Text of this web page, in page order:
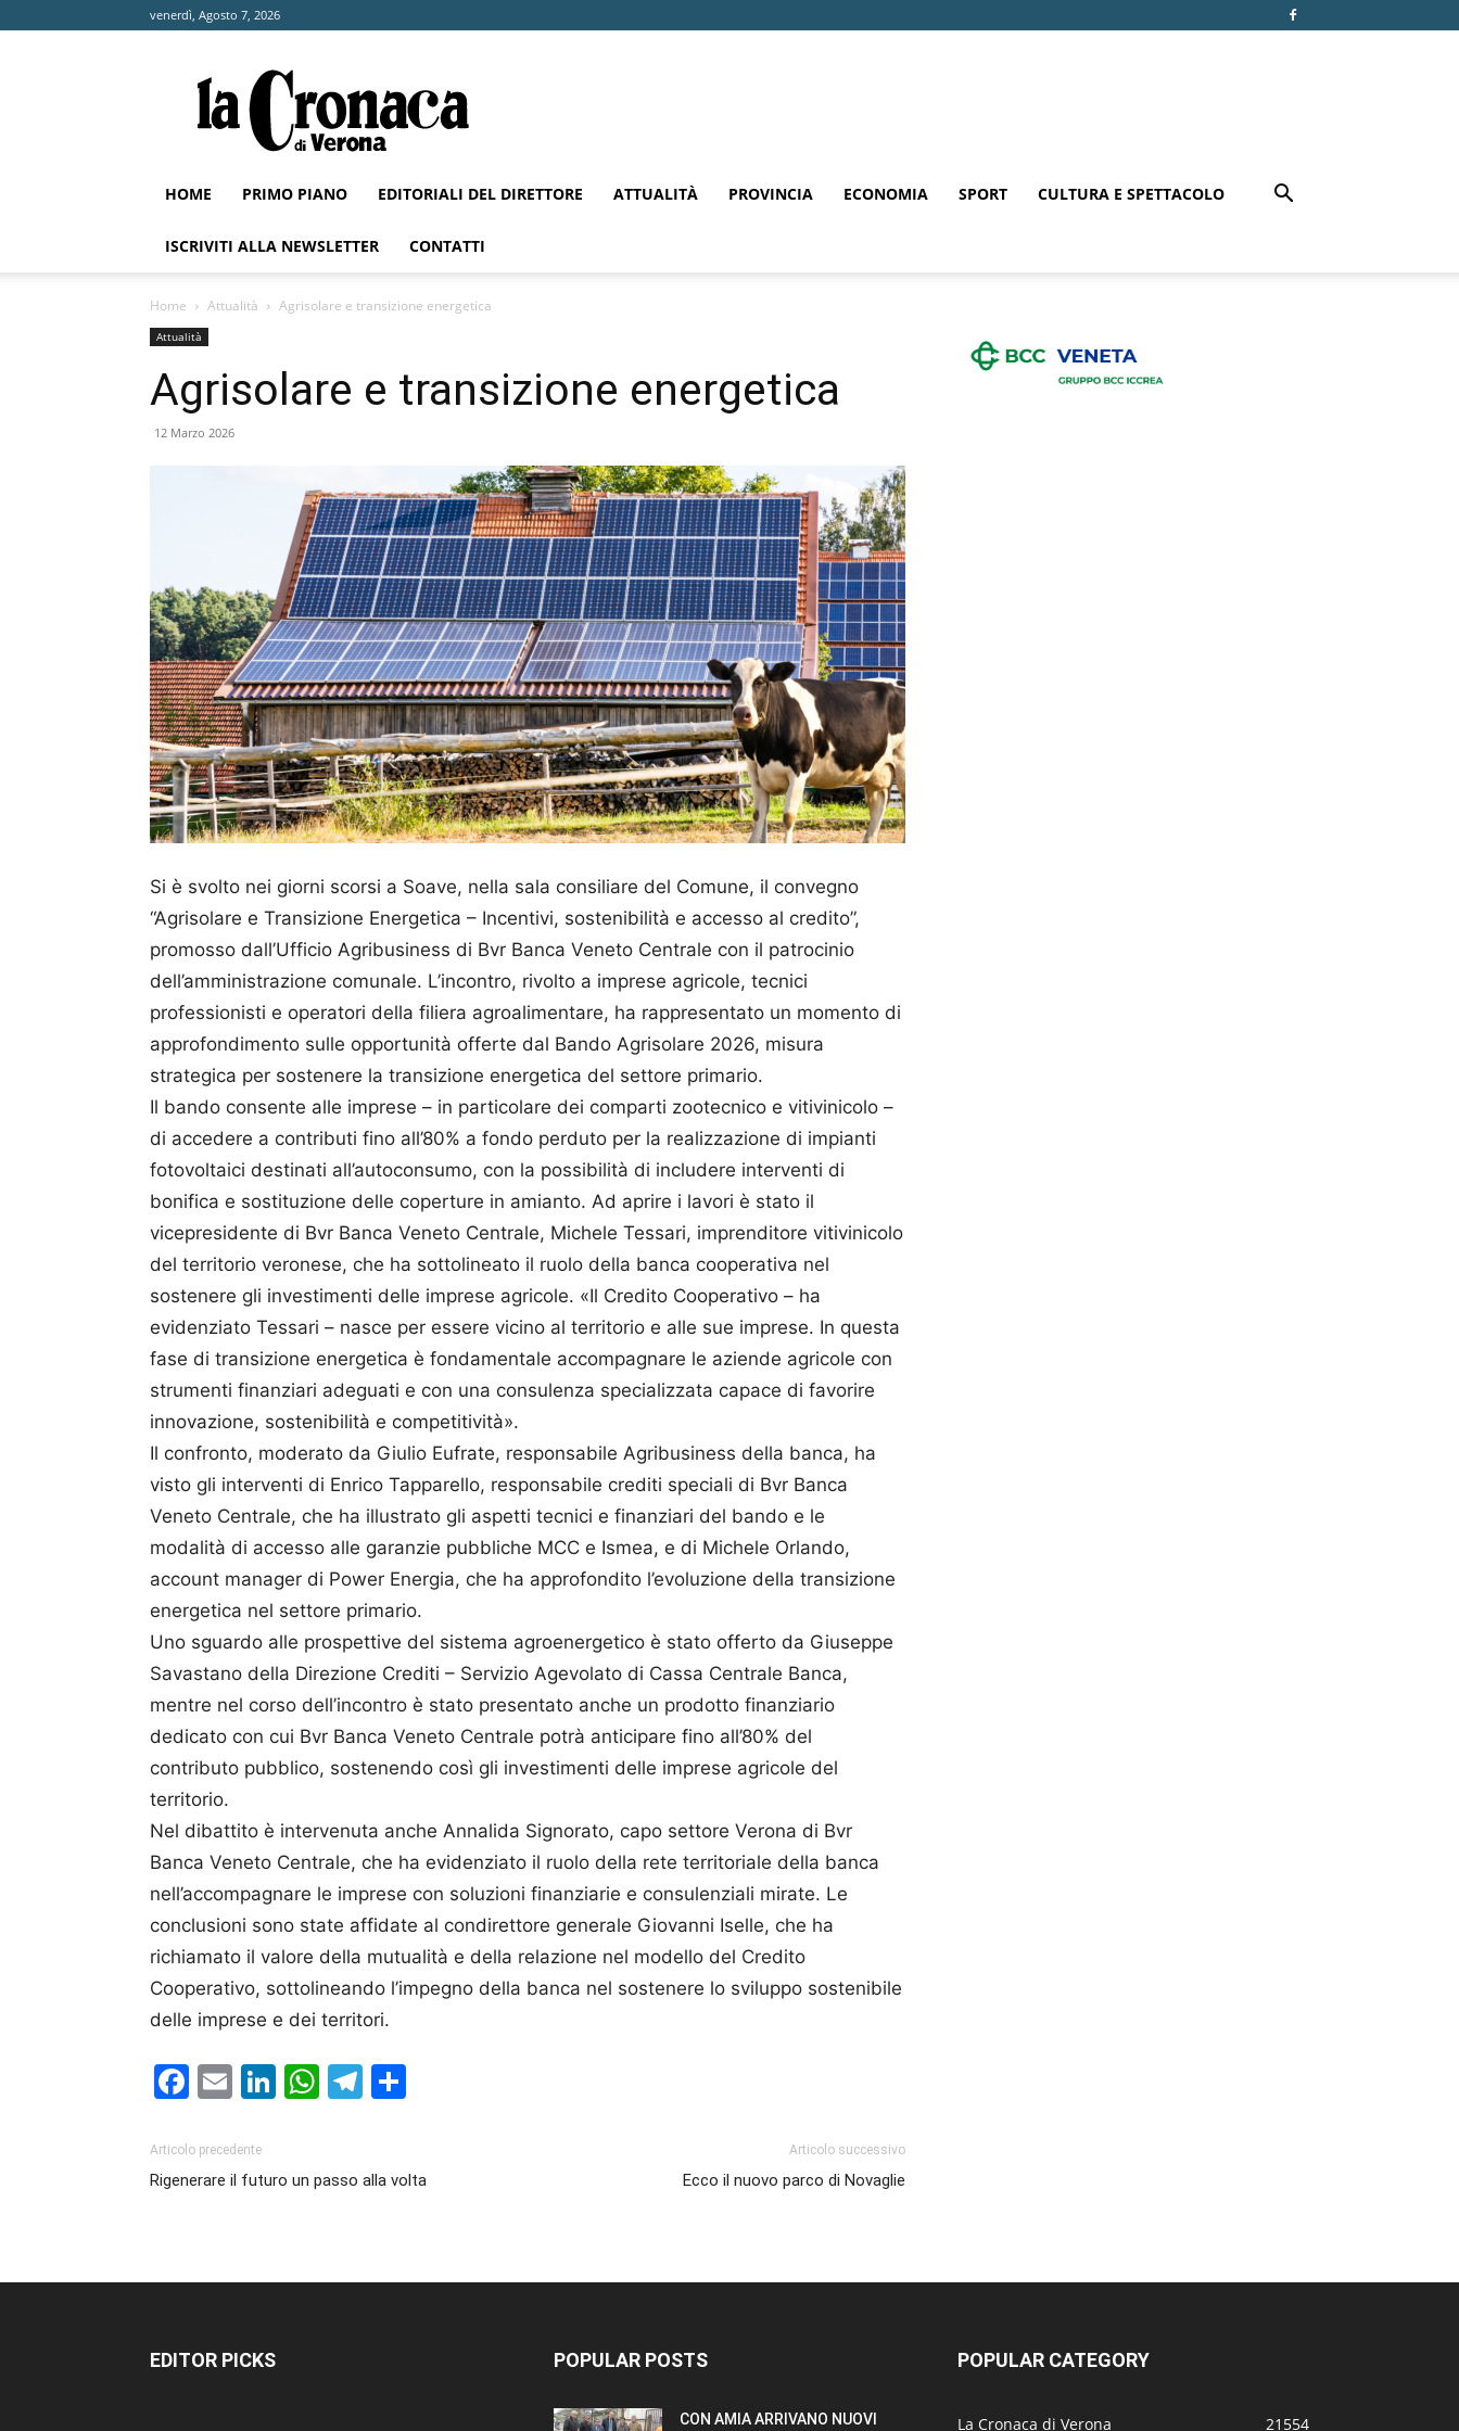
venerdì, Agosto 7, 2026
Cronaca
di
Verona
HOME PRIMO PIANO EDITORIALI DEL DIRETTORE ATTUALITÀ PROVINCIA ECONOMIA SPORT CULTURA E SPETTACOLO
ISCRIVITI ALLA NEWSLETTER CONTATTI
Home Attualità Agrisolare e transizione energetica
Attualità
Agrisolare e transizione energetica
12 Marzo 2026
Si è svolto nei giorni scorsi a Soave, nella sala consiliare del Comune, il convegno
“Agrisolare e Transizione Energetica – Incentivi, sostenibilità e accesso al credito”,
promosso dall’Ufficio Agribusiness di Bvr Banca Veneto Centrale con il patrocinio
dell’amministrazione comunale. L’incontro, rivolto a imprese agricole, tecnici
professionisti e operatori della filiera agroalimentare, ha rappresentato un momento di
approfondimento sulle opportunità offerte dal Bando Agrisolare 2026, misura
strategica per sostenere la transizione energetica del settore primario.
Il bando consente alle imprese – in particolare dei comparti zootecnico e vitivinicolo –
di accedere a contributi fino all’80% a fondo perduto per la realizzazione di impianti
fotovoltaici destinati all’autoconsumo, con la possibilità di includere interventi di
bonifica e sostituzione delle coperture in amianto. Ad aprire i lavori è stato il
vicepresidente di Bvr Banca Veneto Centrale, Michele Tessari, imprenditore vitivinicolo
del territorio veronese, che ha sottolineato il ruolo della banca cooperativa nel
sostenere gli investimenti delle imprese agricole. «Il Credito Cooperativo – ha
evidenziato Tessari – nasce per essere vicino al territorio e alle sue imprese. In questa
fase di transizione energetica è fondamentale accompagnare le aziende agricole con
strumenti finanziari adeguati e con una consulenza specializzata capace di favorire
innovazione, sostenibilità e competitività».
Il confronto, moderato da Giulio Eufrate, responsabile Agribusiness della banca, ha
visto gli interventi di Enrico Tapparello, responsabile crediti speciali di Bvr Banca
Veneto Centrale, che ha illustrato gli aspetti tecnici e finanziari del bando e le
modalità di accesso alle garanzie pubbliche MCC e Ismea, e di Michele Orlando,
account manager di Power Energia, che ha approfondito l’evoluzione della transizione
energetica nel settore primario.
Uno sguardo alle prospettive del sistema agroenergetico è stato offerto da Giuseppe
Savastano della Direzione Crediti – Servizio Agevolato di Cassa Centrale Banca,
mentre nel corso dell’incontro è stato presentato anche un prodotto finanziario
dedicato con cui Bvr Banca Veneto Centrale potrà anticipare fino all’80% del
contributo pubblico, sostenendo così gli investimenti delle imprese agricole del
territorio.
Nel dibattito è intervenuta anche Annalida Signorato, capo settore Verona di Bvr
Banca Veneto Centrale, che ha evidenziato il ruolo della rete territoriale della banca
nell’accompagnare le imprese con soluzioni finanziarie e consulenziali mirate. Le
conclusioni sono state affidate al condirettore generale Giovanni Iselle, che ha
richiamato il valore della mutualità e della relazione nel modello del Credito
Cooperativo, sottolineando l’impegno della banca nel sostenere lo sviluppo sostenibile
delle imprese e dei territori.
Facebook
EmailLinkedIn
WhatsApp
Telegram
Articolo precedente
Rigenerare il futuro un passo alla volta
Articolo successivo
Ecco il nuovo parco di Novaglie
EDITOR PICKS POPULAR POSTS
CON AMIA ARRIVANO NUOVI
POPULAR CATEGORY
La Cronaca di Verona 21554